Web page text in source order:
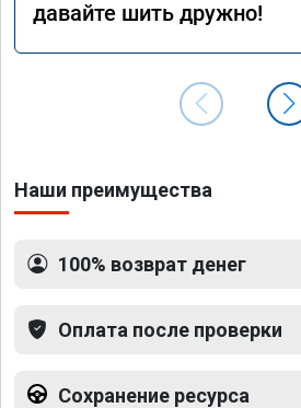
давайте шить дружно!
Наши преимущества
100% возврат денег
Оплата после проверки
Сохранение ресурса